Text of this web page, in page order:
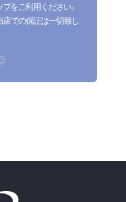
をご利用ください。
店での保証は一切致し